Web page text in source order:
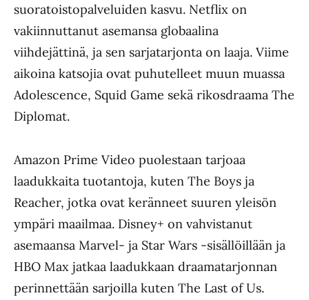
suoratoistopalveluiden kasvu. Netflix on
vakiinnuttanut asemansa globaalina
viihdejättinä, ja sen sarjatarjonta on laaja. Viime
aikoina katsojia ovat puhutelleet muun muassa
Adolescence, Squid Game sekä rikosdraama The
Diplomat.
Amazon Prime Video puolestaan tarjoaa
laadukkaita tuotantoja, kuten The Boys ja
Reacher, jotka ovat keränneet suuren yleisön
ympäri maailmaa. Disney+ on vahvistanut
asemaansa Marvel- ja Star Wars -sisällöillään ja
HBO Max jatkaa laadukkaan draamatarjonnan
perinnettään sarjoilla kuten The Last of Us.